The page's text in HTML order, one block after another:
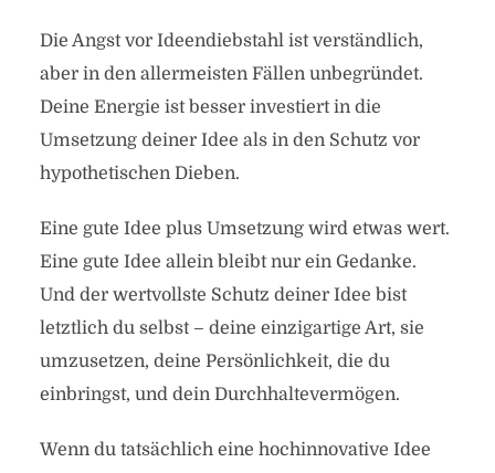
Die Angst vor Ideendiebstahl ist verständlich,
aber in den allermeisten Fällen unbegründet.
Deine Energie ist besser investiert in die
Umsetzung deiner Idee als in den Schutz vor
hypothetischen Dieben.
Eine gute Idee plus Umsetzung wird etwas wert.
Eine gute Idee allein bleibt nur ein Gedanke.
Und der wertvollste Schutz deiner Idee bist
letztlich du selbst – deine einzigartige Art, sie
umzusetzen, deine Persönlichkeit, die du
einbringst, und dein Durchhaltevermögen.
Wenn du tatsächlich eine hochinnovative Idee